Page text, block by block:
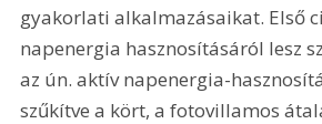
gyakorlati alkalmazásaikat. Első
napenergia hasznosításáról lesz
az ún. aktív napenergia-
szűkítve a kört, a fotovillamos